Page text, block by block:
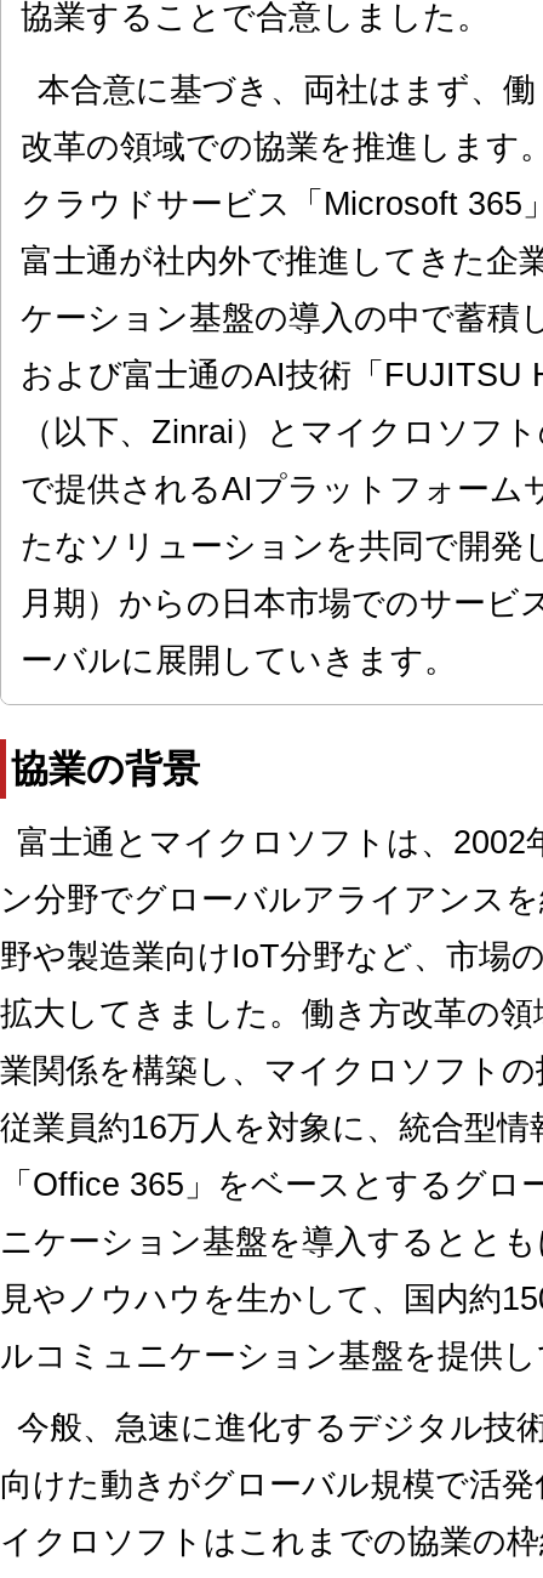
協業することで合意しました。
本合意に基づき、両社はまず、
改革の領域での協業を推進します
クラウドサービス「Microsoft 365
富士通が社内外で推進してきた企
ケーション基盤の導入の中で蓄積
および富士通のAI技術「FUJITSU
（以下、Zinrai）とマイクロソフ
で提供されるAIプラットフォーム
たなソリューションを共同で開発
月期）からの日本市場でのサービ
ーバルに展開していきます。
協業の背景
富士通とマイクロソフトは、2002
ン分野でグローバルアライアンス
野や製造業向けIoT分野など、市場
拡大してきました。働き方改革の
業関係を構築し、マイクロソフト
従業員約16万人を対象に、統合型
「Office 365」をベースとするグ
ニケーション基盤を導入するとと
見やノウハウを生かして、国内約
ルコミュニケーション基盤を提供
今般、急速に進化するデジタル技
向けた動きがグローバル規模で活
イクロソフトはこれまでの協業の